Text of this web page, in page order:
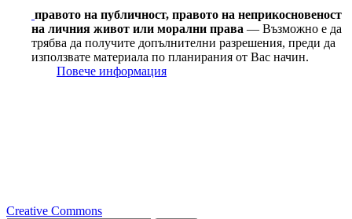
правото на публичност, правото на неприкосновеност
на личния живот или морални права — Възможно е да
трябва да получите допълнителни разрешения, преди да
използвате материала по планирания от Вас начин.
Повече информация
Creative Commons